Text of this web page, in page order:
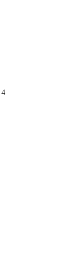
4